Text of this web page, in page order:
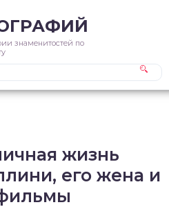
знаменитостей по
жизнь
его жена и